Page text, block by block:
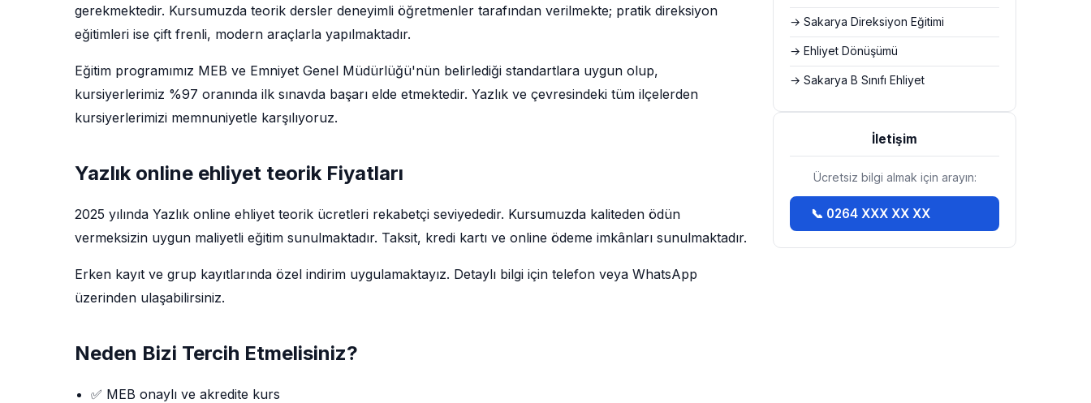
gerekmektedir. Kursumuzda teorik dersler deneyimli öğretmenler tarafından verilmekte; pratik direksiyon
eğitimleri ise çift frenli, modern araçlarla yapılmaktadır.
Eğitim programımız MEB ve Emniyet Genel Müdürlüğü'nün belirlediği standartlara uygun olup,
kursiyerlerimiz %97 oranında ilk sınavda başarı elde etmektedir. Yazlık ve çevresindeki tüm ilçelerden
kursiyerlerimizi memnuniyetle karşılıyoruz.
Yazlık online ehliyet teorik Fiyatları
2025 yılında Yazlık online ehliyet teorik ücretleri rekabetçi seviyededir. Kursumuzda kaliteden ödün
vermeksizin uygun maliyetli eğitim sunulmaktadır. Taksit, kredi kartı ve online ödeme imkânları sunulmaktadır.
Erken kayıt ve grup kayıtlarında özel indirim uygulamaktayız. Detaylı bilgi için telefon veya WhatsApp
üzerinden ulaşabilirsiniz.
Neden Bizi Tercih Etmelisiniz?
✅ MEB onaylı ve akredite kurs
→ Sakarya Direksiyon Eğitimi
→ Ehliyet Dönüşümü
→ Sakarya B Sınıfı Ehliyet
İletişim
Ücretsiz bilgi almak için arayın:
📞 0264 XXX XX XX